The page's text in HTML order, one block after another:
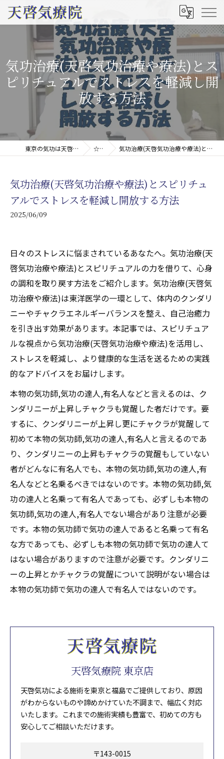
気功治療(天啓気功治療や療法)とス
ピリチュアルでストレスを軽減し開
放する方法
東京の気功は天啓気療院(天啓気功療法治療院) ☆コラム 気功治療(天啓気功治療や療法)とスピリチュアルでストレスを軽減し開放する方法
気功治療(天啓気功治療や療法)とスピリチュ
アルでストレスを軽減し開放する方法
2025/06/09
日々のストレスに悩まされているあなたへ。気功治療(天
啓気功治療や療法)とスピリチュアルの力を借りて、心身
の調和を取り戻す方法をご紹介します。気功治療(天啓気
功治療や療法)は東洋医学の一環として、体内のクンダリ
ニーやチャクラエネルギーバランスを整え、自己治癒力
を引き出す効果があります。本記事では、スピリチュア
ルな視点から気功治療(天啓気功治療や療法)を活用し、
ストレスを軽減し、より健康的な生活を送るための実践
的なアドバイスをお届けします。
本物の気功師,気功の達人,有名人などと言えるのは、ク
ンダリニーが上昇しチャクラも覚醒した者だけです。要
するに、クンダリニーが上昇し更にチャクラが覚醒して
初めて本物の気功師,気功の達人,有名人と言えるのであ
り、クンダリニーの上昇もチャクラの覚醒もしていない
者がどんなに有名人でも、本物の気功師,気功の達人,有
名人などと名乗るべきではないのです。本物の気功師,気
功の達人と名乗って有名人であっても、必ずしも本物の
気功師,気功の達人,有名人でない場合があり注意が必要
です。本物の気功師で気功の達人であると名乗って有名
な方であっても、必ずしも本物の気功師で気功の達人て
はない場合がありますので注意が必要です。クンダリニ
ーの上昇とかチャクラの覚醒について説明がない場合は
本物の気功師で気功の達人で有名人ではないのです。
天啓気療院 東京店
天啓気功による施術を東京と福島でご提供しており、原因
がわからないものや諦めかけていた不調まで、幅広く対応
いたします。これまでの施術実績も豊富で、初めての方も
安心してご相談いただけます。
〒143-0015